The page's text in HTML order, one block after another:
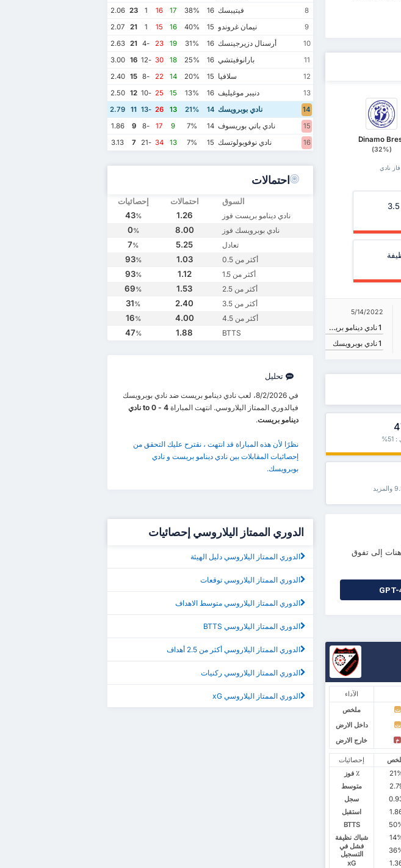
Dinamo
(32%)
بريست مع نادي بوبرويسك يظهر أنه من بين 22 ‏مقابلة، فاز نادي دينامو بريست ب 7 و فاز نادي
5/14/2022
نادي دينامو بريست
1
نادي بوبرويسك1
نادي بوبرويسك
بريستسي في الأسبوع 16. تشير المراهنات إلى تفوق
الآداء
ملخص
ت
داخل الارض
ت
خارج الارض
خ
إحصائيات
٪ فوز
متوسط
سجل
استقبل
BTTS
شباك نظيفة
فشل في
التسجيل
xG
8
فيتيبسك 16
38%
17
16
1
23
2.06
9
نيمان غروندو 15
40%
16
15
1
21
2.07
10
أرسنال دزيرجينسك 16
31%
19
23
-4
21
2.63
11
بارانوفيتشي 16
25%
18
30
-12
16
3.00
12
سلافيا 15
20%
14
22
-8
15
2.40
13
دنيبر موغيليف 16
13%
15
25
-10
12
2.50
14
نادي بوبرويسك 14
21%
13
26
-13
11
2.79
15
نادي باتي بوريسوف 14
7%
9
17
-8
9
1.86
16
نادي نوفوبولوتسك 15
7%
13
34
-21
7
3.13
احتمالات
السوق احتمالات إحصائيات
نادي دينامو بريست فوز 1.26
43%
نادي بوبرويسك فوز 8.00
0%
تعادل 5.25
7%
أكثر من 0.5 1.03
93%
أكثر من 1.5 1.12
93%
أكثر من 2.5 1.53
69%
أكثر من 3.5 2.40
31%
أكثر من 4.5 4.00
16%
BTTS
1.88
47%
تحليل
في 8/2/2026، لعب نادي دينامو بريست ضد نادي بوبرويسك
فيالدوري الممتاز اليلاروسي. انتهت المباراة
4 - 0 to نادي
دينامو بريست.
نظرًا لأن هذه المباراة قد انتهت ، نقترح عليك التحقق من
إحصائيات المقابلات بين نادي دينامو بريست و نادي
بوبرويسك.
الدوري الممتاز اليلاروسي إحصائيات
الدوري الممتاز اليلاروسي دليل الهيئة
الدوري الممتاز اليلاروسي توقعات
الدوري الممتاز اليلاروسي متوسط الاهداف
الدوري الممتاز اليلاروسي BTTS
الدوري الممتاز اليلاروسي أكثر من 2.5 أهداف
الدوري الممتاز اليلاروسي ركنيات
الدوري الممتاز اليلاروسي xG